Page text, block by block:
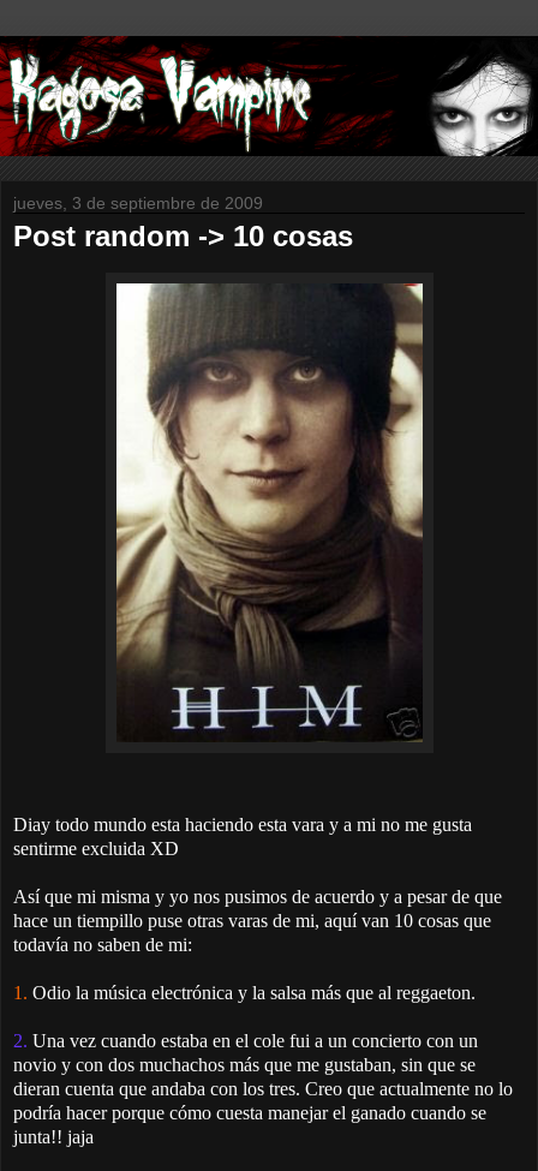
jueves, 3 de septiembre de 2009
Post random -> 10 cosas
Diay todo mundo esta haciendo esta vara y a mi no me gusta
sentirme excluida XD
Así que mi misma y yo nos pusimos de acuerdo y a pesar de que
hace un tiempillo puse otras varas de mi, aquí van 10 cosas que
todavía no saben de mi:
1. Odio la música electrónica y la salsa más que al reggaeton.
2. Una vez cuando estaba en el cole fui a un concierto con un
novio y con dos muchachos más que me gustaban, sin que se
dieran cuenta que andaba con los tres. Creo que actualmente no lo
podría hacer porque cómo cuesta manejar el ganado cuando se
junta!! jaja